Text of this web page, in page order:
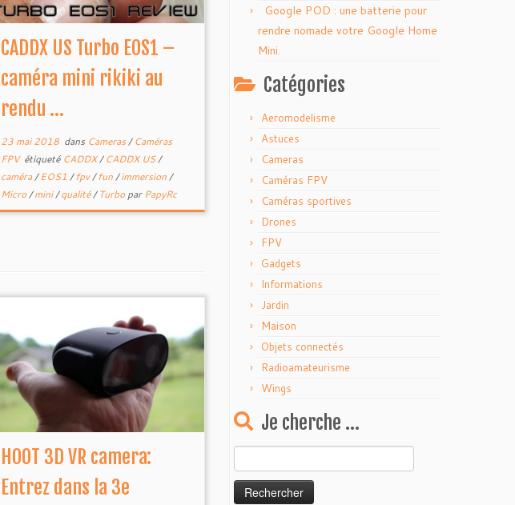
CADDX US Turbo EOS1 –
caméra mini rikiki au
rendu ...
23 mai 2018dans Cameras/Caméras
FPV étiqueté CADDX/CADDX US/
caméra/EOS1 /fpv/fun/immersion/
Micro/mini/qualité/Turbo parPapyRc
HOOT 3D VR camera:
Entrez dans la 3e
Google POD : une batterie pour
rendre nomade votre Google Home
Mini.
Catégories
Aeromodelisme
Astuces
Cameras
Caméras FPV
Caméras sportives
Drones
FPV
Gadgets
Informations
Jardin
Maison
Objets connectés
Radioamateurisme
Wings
Je cherche …